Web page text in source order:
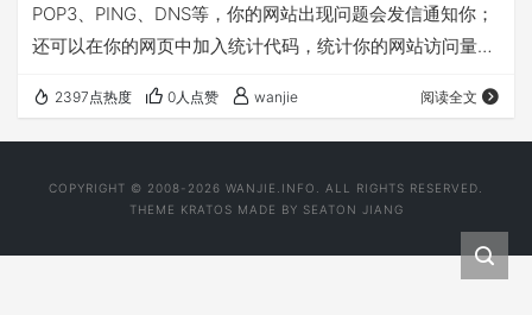
POP3、PING、DNS等，你的网站出现问题会发信通知你；
还可以在你的网页中加入统计代码，统计你的网站访问量情
运行状况。
2397点热度 0人点赞 wanjie 阅读全文
COPYRIGHT © 2008-2026 WANJIE.INFO. ALL RIGHTS RESERVED.
THEME KRATOS MADE BY SEATON JIANG